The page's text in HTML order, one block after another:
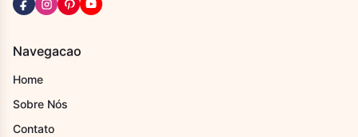
Navegacao
Home
Sobre Nós
Contato